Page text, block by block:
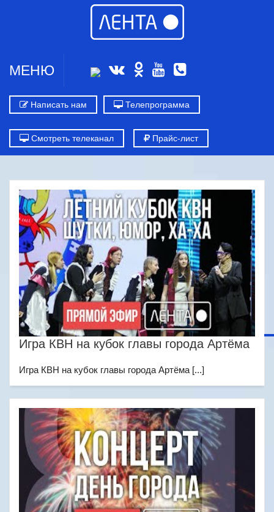
МЕНЮ
Написать нам Телепрограмма
Смотреть телеканал Прайс-лист
Игра КВН на кубок главы города Артёма
Игра КВН на кубок главы города Артёма [...]